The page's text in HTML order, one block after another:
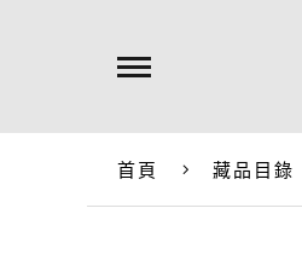
首頁 藏品目錄